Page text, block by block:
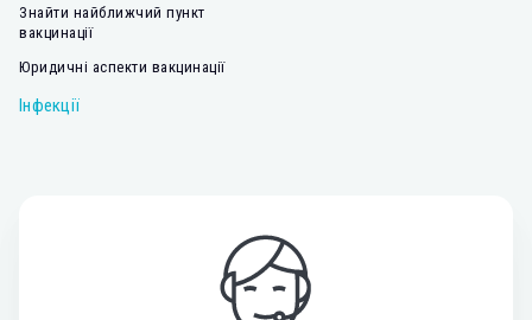
Знайти найближчий пункт
вакцинації
Юридичні аспекти вакцинації
Інфекції